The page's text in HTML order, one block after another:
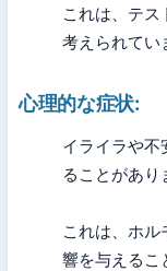
これは、テス
考えられてい
心理的な症状:
イライラや不
ることがあり
これは、ホ
響を与えるこ